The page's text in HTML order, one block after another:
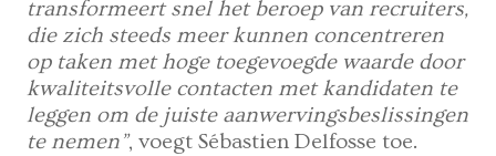
transformeert snel het beroep van recruiters,
die zich steeds meer kunnen concentreren
op taken met hoge toegevoegde waarde door
kwaliteitsvolle contacten met kandidaten te
leggen om de juiste aanwervingsbeslissingen
te nemen”, voegt Sébastien Delfosse toe.